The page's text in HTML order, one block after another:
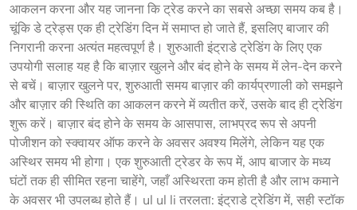
आकलन करना और यह जानना कि ट्रेड करने का सबसे अच्छा समय कब है।
चूंकि डे ट्रेड्स एक ही ट्रेडिंग दिन में समाप्त हो जाते हैं, इसलिए बाजार की
निगरानी करना अत्यंत महत्वपूर्ण है। शुरुआती इंट्राडे ट्रेडिंग के लिए एक
उपयोगी सलाह यह है कि बाज़ार खुलने और बंद होने के समय में लेन-देन करने
से बचें। बाज़ार खुलने पर, शुरुआती समय बाज़ार की कार्यप्रणाली को समझने
और बाज़ार की स्थिति का आकलन करने में व्यतीत करें, उसके बाद ही ट्रेडिंग
शुरू करें। बाज़ार बंद होने के समय के आसपास, लाभप्रद रूप से अपनी
पोजीशन को स्क्वायर ऑफ करने के अवसर अवश्य मिलेंगे, लेकिन यह एक
अस्थिर समय भी होगा। एक शुरुआती ट्रेडर के रूप में, आप बाजार के मध्य
घंटों तक ही सीमित रहना चाहेंगे, जहाँ अस्थिरता कम होती है और लाभ कमाने
के अवसर भी उपलब्ध होते हैं। ul ul li तरलता: इंट्राडे ट्रेडिंग में, सही स्टॉक